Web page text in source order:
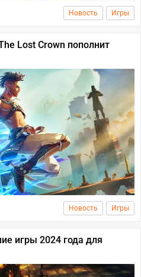
Новость Игры
Lost Crown пополнит
Новость Игры
игры 2024 года для